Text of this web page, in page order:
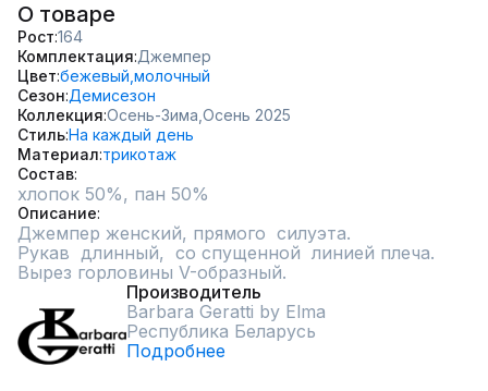
О товаре
Рост 164
Комплектация Джемпер
Цвет бежевый, молочный
Сезон Демисезон
Коллекция Осень-Зима, Осень 2025
СтильНа каждый день
Материал трикотаж
Состав
хлопок 50%, пан 50%
Описание
Джемпер женский, прямого  силуэта.
Рукав  длинный,  со спущенной  линией плеча.
Вырез горловины V-образный.
Производитель
Barbara Geratti by Elma
Республика Беларусь
Подробнее